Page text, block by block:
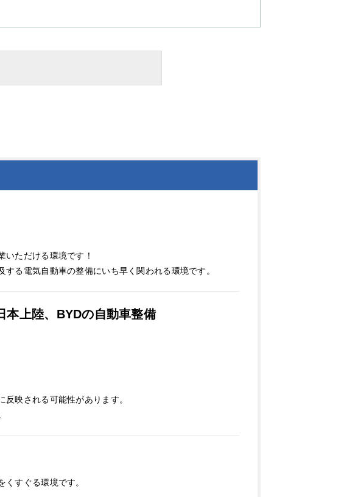
ただける環境です！
る電気自動車の整備にいち早く関われる環境です。
本上陸、BYDの自動車整備
映される可能性があります。
すぐる環境です。